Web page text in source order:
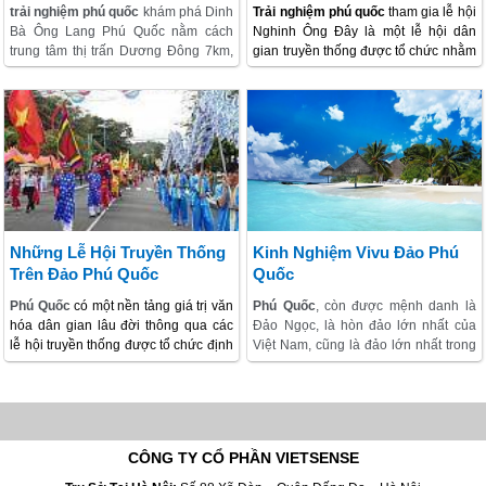
trải nghiệm phú quốc khám phá Dinh
Bà Ông Lang Phú Quốc nằm cách
trung tâm thị trấn Dương Đông 7km,
từ mặt lộ đến Dinh Bà khoảng 1km.
Dinh Bà Ông Lang tọa lạc tại ấp Ông
Lang – xã Cửa Dương – huyệnPhú
QuốcTừ Dinh Bà nhìn ra xa sau
hàng dương xanh là biển xanh ngắt,
bãi cát trắng mịn.
Trải nghiệm phú quốctham gia lễ hội
Nghinh Ông Ðây là một lễ hội dân
gian truyền thống được tổ chức nhằm
tôn vinh “Ðức ngài Cá Ông”, còn gọi
là Nam Hải Tướng quân, thu hút
đông đảo người dân đến dự hội. Lễ
hội nghinh Ông là tục thờ cá “Ông”
phổ biến từ Quảng Bình trở vào Nam
(gồm cảPhú Quốc), là một trong
những lễ hội lớn nhất của ngư dân.
Lễ hội Nghinh Ông là lễ hội cầu ngư:
cầu cho biển lặng, gió hoà, ngư dân
may mắn làm ăn phát đạt an khang
Những Lễ Hội Truyền Thống
Trên Đảo Phú Quốc
Phú Quốccó một nền tảng giá trị văn
hóa dân gian lâu đời thông qua các
lễ hội truyền thống được tổ chức định
kỳ với niềm tin tín ngưỡng tuyệt đối.
sắc của đảo ngọcPhú Quốc. Trong
đến các bạn những lễ hội dân gian
truyền thống khi tham gia Chương
trình phu quoc.
Kinh Nghiệm Vivu Đảo Phú
Quốc
Phú Quốc, còn được mệnh danh là
Đảo Ngọc, là hòn đảo lớn nhất của
Việt Nam, cũng là đảo lớn nhất trong
quần thể 22 đảo tại đây, nằm trong
với các đảo khác tạo thành huyện
Giang. hành trình Phú Quốc chủ yếu
dựa vào biển, với các bãi tắm đẹp,
ngoài ra bạn cũng có thể khám phá
CÔNG TY CỔ PHẦN VIETSENSE